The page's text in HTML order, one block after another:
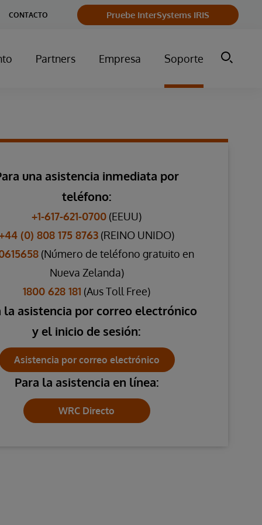
CONTACTO Pruebe InterSystems IRIS
Partners Empresa Soporte
una asistencia inmediata por
teléfono:
+1-617-621-0700 (EEUU)
(0) 808 175 8763 (REINO UNIDO)
(Número de teléfono gratuito en
Nueva Zelanda)
1800 628 181 (Aus Toll Free)
la asistencia por correo electrónico
y el inicio de sesión:
Asistencia por correo electrónico
Para la asistencia en línea:
WRC Directo